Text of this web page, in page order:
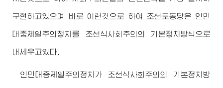
구현하고있으며 바로 이런것으로 하여 조선로동당은 인민
대중제일주의정치를 조선식사회주의의 기본정치방식으로
내세우고있다.
인민대중제일주의정치가 조선식사회주의의 기본정치방